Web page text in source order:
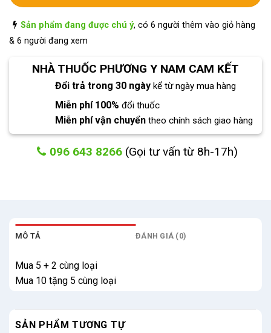
Sản phẩm đang được chú ý, có 6 người thêm vào giỏ hàng
& 6 người đang xem
NHÀ THUỐC PHƯƠNG Y NAM CAM KẾT
Đổi trả trong 30 ngày kể từ ngày mua hàng
Miễn phí 100% đổi thuốc
Miễn phí vận chuyển theo chính sách giao hàng
096 643 8266 (Gọi tư vấn từ 8h-17h)
MÔ TẢ ĐÁNH GIÁ (0)
Mua 5 + 2 cùng loại
Mua 10 tặng 5 cùng loại
SẢN PHẨM TƯƠNG TỰ